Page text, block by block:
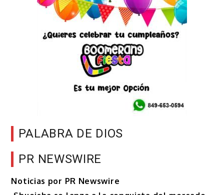
PALABRA DE DIOS
PR NEWSWIRE
Noticias por PR Newswire